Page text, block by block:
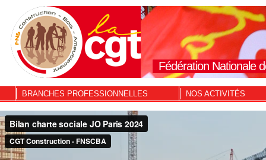
Fédération Nationale
BRANCHES PROFESSIONNELLES NOS ACTIVITÉS